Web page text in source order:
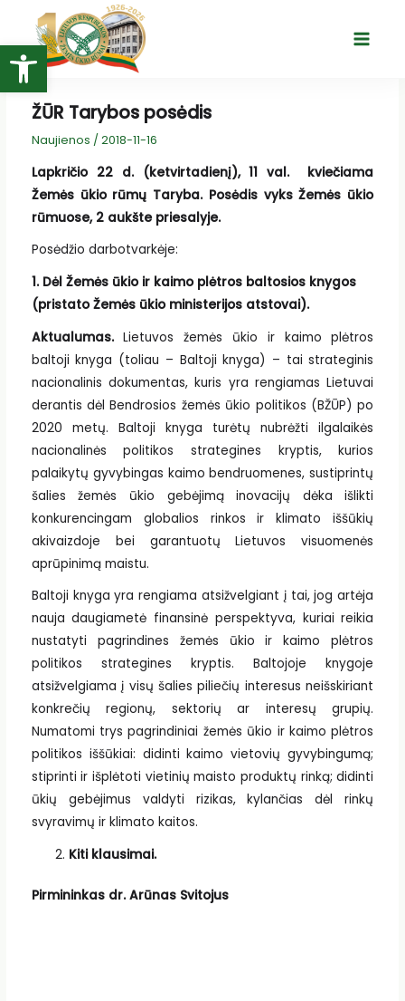
Open toolbar
turinio
Main
ŽŪR Tarybos posėdis
Naujienos / 2018-11-16
Lapkričio 22 d. (ketvirtadienį), 11 val. kviečiama
Žemės ūkio rūmų Taryba. Posėdis vyks Žemės ūkio
rūmuose, 2 aukšte priesalyje.
Posėdžio darbotvarkėje:
1. Dėl Žemės ūkio ir kaimo plėtros baltosios knygos
(pristato Žemės ūkio ministerijos atstovai).
Aktualumas.Lietuvos žemės ūkio ir kaimo plėtros
baltoji knyga (toliau – Baltoji knyga) – tai strateginis
nacionalinis dokumentas, kuris yra rengiamas Lietuvai
derantis dėl Bendrosios žemės ūkio politikos (BŽŪP) po
2020 metų. Baltoji knyga turėtų nubrėžti ilgalaikės
nacionalinės politikos strategines kryptis, kurios
palaikytų gyvybingas kaimo bendruomenes, sustiprintų
šalies žemės ūkio gebėjimą inovacijų dėka išlikti
konkurencingam globalios rinkos ir klimato iššūkių
akivaizdoje bei garantuotų Lietuvos visuomenės
aprūpinimą maistu.
Baltoji knyga yra rengiama atsižvelgiant į tai, jog artėja
nauja daugiametė finansinė perspektyva, kuriai reikia
nustatyti pagrindines žemės ūkio ir kaimo plėtros
politikos strategines kryptis. Baltojoje knygoje
atsižvelgiama į visų šalies piliečių interesus neišskiriant
konkrečių regionų, sektorių ar interesų grupių.
Numatomi trys pagrindiniai žemės ūkio ir kaimo plėtros
politikos iššūkiai: didinti kaimo vietovių gyvybingumą;
stiprinti ir išplėtoti vietinių maisto produktų rinką; didinti
ūkių gebėjimus valdyti rizikas, kylančias dėl rinkų
svyravimų ir klimato kaitos.
Kiti klausimai.
Pirmininkas dr. Arūnas Svitojus